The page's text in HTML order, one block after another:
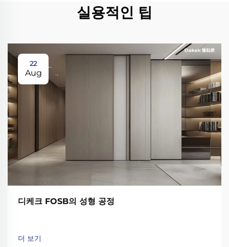
실용적인 팁
22
Aug
디케크 FOSB의 성형 공정
더 보기